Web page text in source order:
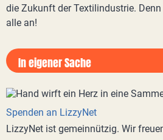
die Zukunft der Textilindustrie.
alle an!
In eigener Sache
Spenden an LizzyNet
LizzyNet ist gemeinnützig. Wir